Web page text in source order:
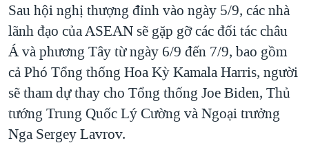
Sau hội nghị thượng đỉnh vào ngày 5/9, các nhà
lãnh đạo của ASEAN sẽ gặp gỡ các đối tác châu
Á và phương Tây từ ngày 6/9 đến 7/9, bao gồm
cả Phó Tổng thống Hoa Kỳ Kamala Harris, người
sẽ tham dự thay cho Tổng thống Joe Biden, Thủ
tướng Trung Quốc Lý Cường và Ngoại trưởng
Nga Sergey Lavrov.